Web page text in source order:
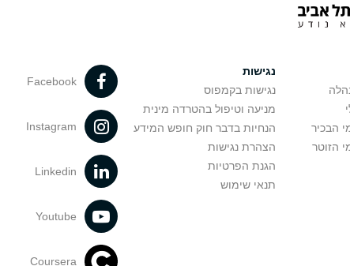
הבכיר
הזוטר
נגישות
נגישות בקמפוס
מניעה וטיפול בהטרדה מינית
הנחיות בדבר חוק חופש המידע
הצהרת נגישות
הגנת הפרטיות
תנאי שימוש
Facebook
Instagram
Linkedin
Youtube
Coursera